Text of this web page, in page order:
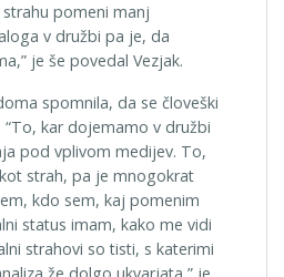
pomeni manj
v družbi pa je, da
je še povedal Vezjak.
spomnila, da se človeški
kar dojemamo v družbi
pod vplivom medijev. To,
strah, pa je mnogokrat
kdo sem, kaj pomenim
status imam, kako me vidi
strahovi so tisti, s katerimi